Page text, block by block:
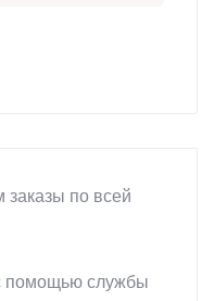
по всей
помощью службы